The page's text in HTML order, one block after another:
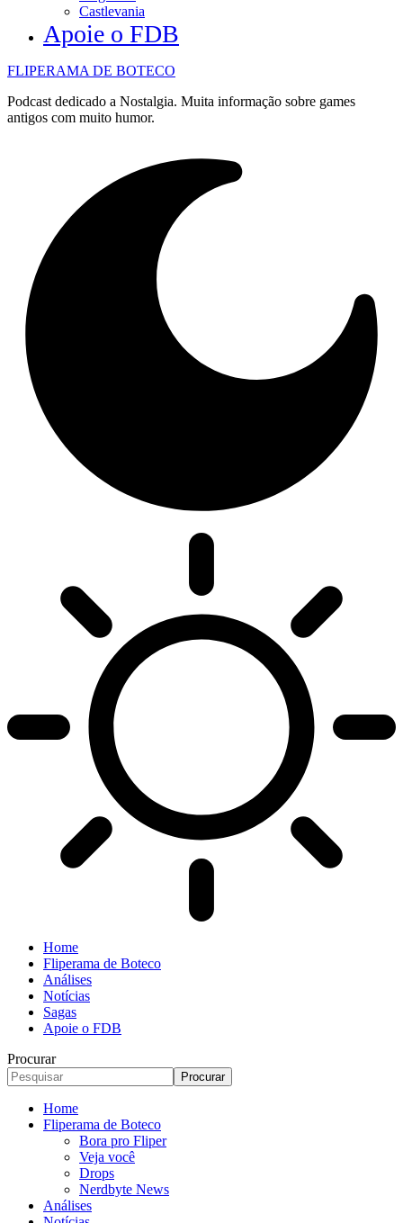
Castlevania
Apoie o FDB
FLIPERAMA DE BOTECO
Podcast dedicado a Nostalgia. Muita informação sobre games
antigos com muito humor.
Home
Fliperama de Boteco
Análises
Notícias
Sagas
Apoie o FDB
Procurar
Home
Fliperama de Boteco
Bora pro Fliper
Veja você
Drops
Nerdbyte News
Análises